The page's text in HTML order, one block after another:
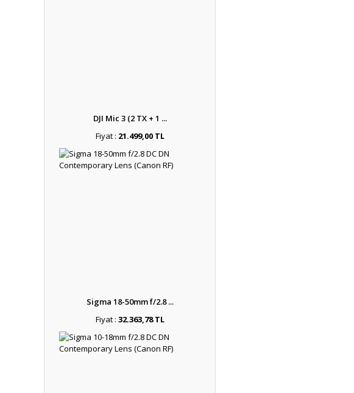
DJI Mic 3 (2 TX + 1 ...
Fiyat : 21.499,00 TL
Sigma 18-50mm f/2.8 ...
Fiyat : 32.363,78 TL